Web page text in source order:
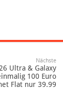
Nächste
Ultra & Galaxy
100 Euro
Flat nur 39.99